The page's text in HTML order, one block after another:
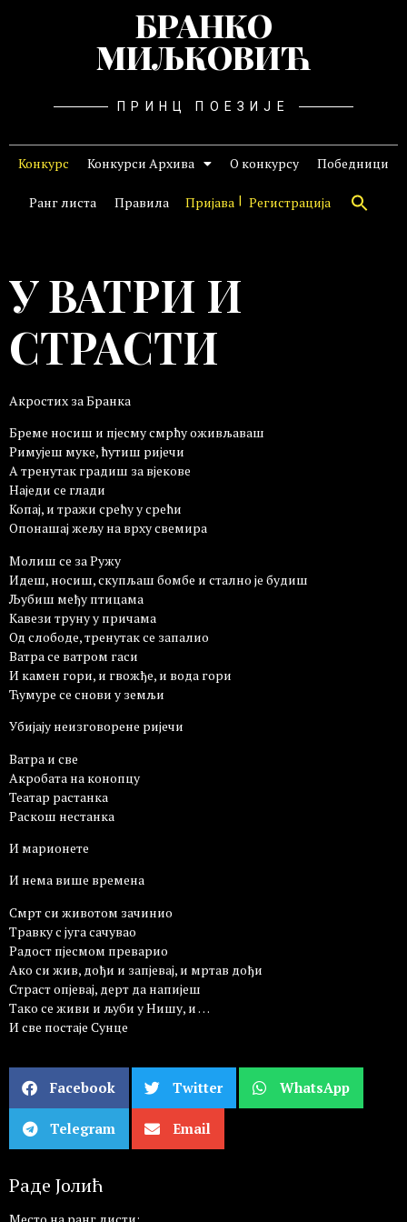
БРАНКО
МИЉКОВИЋ
ПРИНЦ ПОЕЗИЈЕ
Конкурс Конкурси Архива О конкурсу Победници
Ранг листа Правила Пријава Регистрација
У ВАТРИ И
СТРАСТИ
Акростих за Бранка
Бреме носиш и пјесму смрћу оживљаваш
Римујеш муке, ћутиш ријечи
А тренутак градиш за вјекове
Наједи се глади
Копај, и тражи срећу у срећи
Опонашај жељу на врху свемира
Молиш се за Ружу
Идеш, носиш, скупљаш бомбе и стално је будиш
Љубиш међу птицама
Кавези труну у причама
Од слободе, тренутак се запалио
Ватра се ватром гаси
И камен гори, и гвожђе, и вода гори
Ћумуре се снови у земљи
Убијају неизговорене ријечи
Ватра и све
Акробата на конопцу
Театар растанка
Раскош нестанка
И марионете
И нема више времена
Смрт си животом зачинио
Травку с југа сачувао
Радост пјесмом преварио
Ако си жив, дођи и запјевај, и мртав дођи
Страст опјевај, дерт да напијеш
Тако се живи и љуби у Нишу, и …
И све постаје Сунце
Facebook Twitter WhatsApp
Telegram Email
Раде Јолић